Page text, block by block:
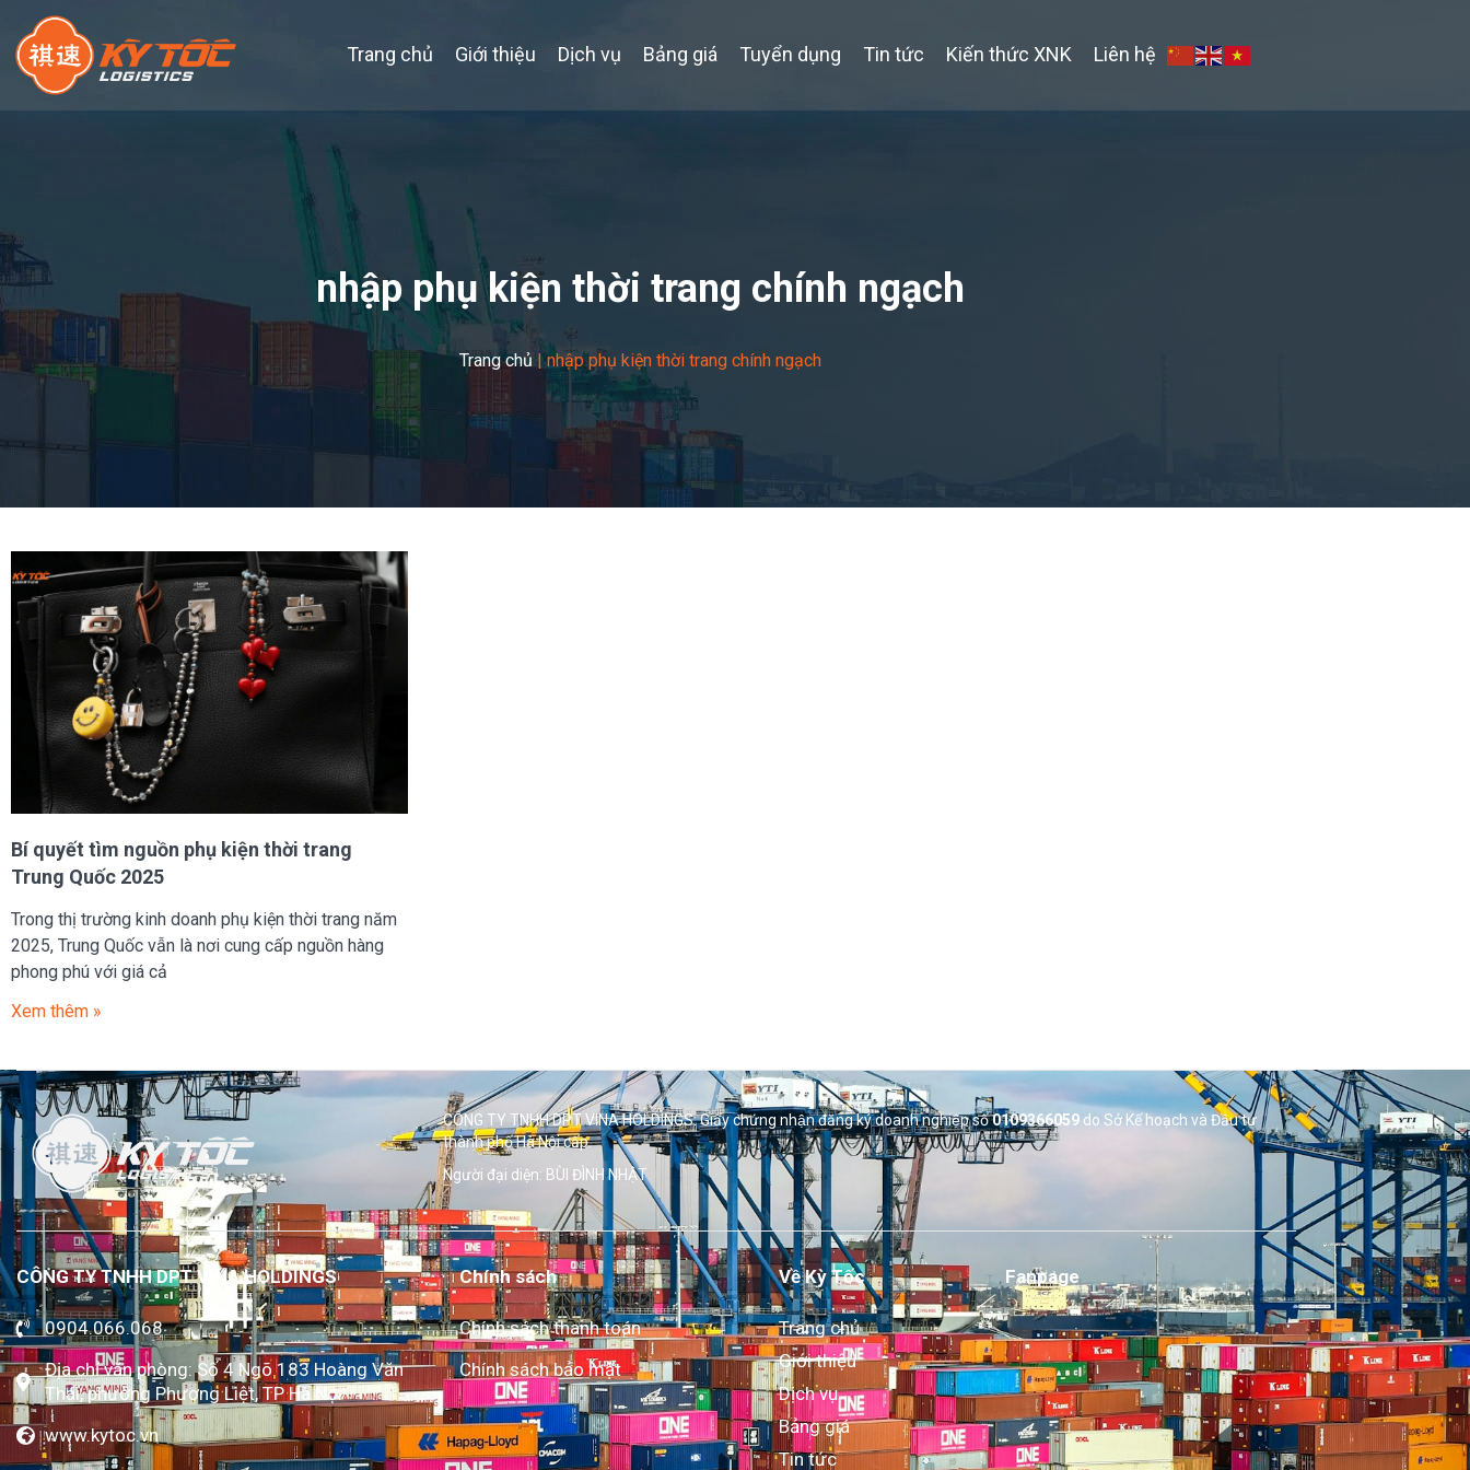
Trang chủ Giới thiệu Dịch vụ Bảng giá Tuyển dụng Tin tức Kiến thức XNK Liên hệ
nhập phụ kiện thời trang chính ngạch
Trang chủ |nhập phụ kiện thời trang chính ngạch
Bí quyết tìm nguồn phụ kiện thời trang
Trung Quốc 2025
Trong thị trường kinh doanh phụ kiện thời trang năm
2025, Trung Quốc vẫn là nơi cung cấp nguồn hàng
phong phú với giá cả
Xem thêm »
CÔNG TY TNHH DPT VINA HOLDINGS. Giấy chứng nhận đăng ký doanh nghiệp số0109366059do Sở Kế hoạch và Đầu tư
thành phố Hà Nội cấp.
Người đại diện: BÙI ĐÌNH NHẬT
CÔNG TY TNHH DPT VINA HOLDINGS
0904.066.068
Địa chỉ văn phòng: Số 4 Ngõ 183 Hoàng Văn
Thái, phường Phương Liệt, TP Hà Nội
www.kytoc.vn
Chính sách
Chính sách thanh toán
Chính sách bảo mật
Về Kỳ Tốc
Trang chủ
Giới thiệu
Dịch vụ
Bảng giá
Tin tức
Fanpage